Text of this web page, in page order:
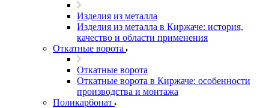
Изделия из металла
Изделия из металла в Киржаче: история,
качество и области применения
Откатные ворота
Откатные ворота
Откатные ворота в Киржаче: особенности
производства и монтажа
Поликарбонат